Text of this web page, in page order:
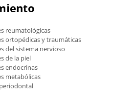
reumatológicas
ortopédicas y traumáticas
del sistema nervioso
de la piel
endocrinas
metabólicas